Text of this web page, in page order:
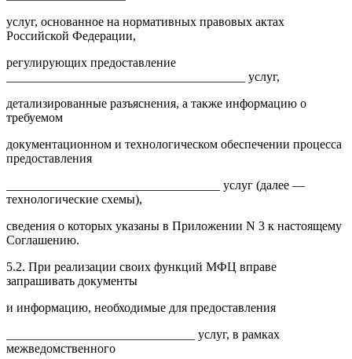
услуг, основанное на нормативных правовых актах
Российской Федерации,
регулирующих предоставление
______________________________________ услуг,
детализированные разъяснения, а также информацию о
требуемом
документационном и технологическом обеспечении процесса
предоставления
__________________________________ услуг (далее —
технологические схемы),
сведения о которых указаны в Приложении N 3 к настоящему
Соглашению.
5.2. При реализации своих функций МФЦ вправе
запрашивать документы
и информацию, необходимые для предоставления
______________________________ услуг, в рамках
межведомственного